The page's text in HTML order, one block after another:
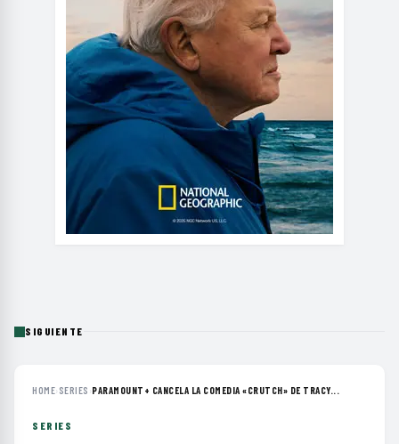
SIGUIENTE
HOME› SERIES ›PARAMOUNT+ CANCELA LA COMEDIA «CRUTCH» DE TRACY...
SERIES